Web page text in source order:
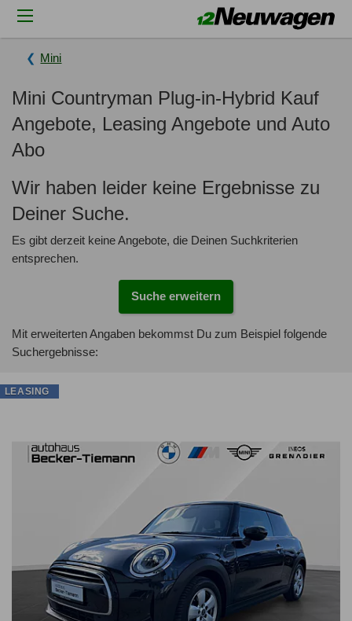
Mini
Mini Countryman Plug-in-Hybrid Kauf
Angebote, Leasing Angebote und Auto
Abo
Wir haben leider keine Ergebnisse zu
Deiner Suche.
Es gibt derzeit keine Angebote, die Deinen Suchkriterien
entsprechen.
Suche erweitern
Mit erweiterten Angaben bekommst Du zum Beispiel folgende
Suchergebnisse:
LEASING